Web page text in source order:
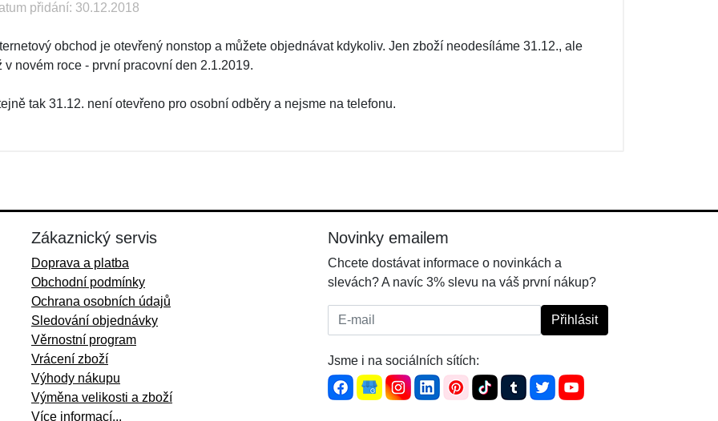
přidání: 30.12.2018
obchod je otevřený nonstop a můžete objednávat kdykoliv. Jen zboží neodesíláme 31.12., ale
v novém roce - první pracovní den 2.1.2019.
tak 31.12. není otevřeno pro osobní odběry a nejsme na telefonu.
Zákaznický servis
Doprava a platba
Obchodní podmínky
Ochrana osobních údajů
Sledování objednávky
Věrnostní program
Vrácení zboží
Výhody nákupu
Výměna velikosti a zboží
Více informací...
Novinky emailem
Chcete dostávat informace o novinkách a
slevách? A navíc 3% slevu na váš první nákup?
E-mail: Přihlásit
Jsme i na sociálních sítích: